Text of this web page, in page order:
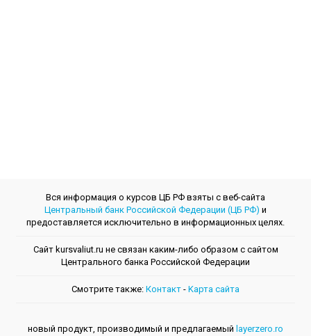
Вся информация о курсов ЦБ РФ взяты с веб-сайта
Центральный банк Российской Федерации (ЦБ РФ) и
предоставляется исключительно в информационных целях.
Сайт kursvaliut.ru не связан каким-либо образом с сайтом
Центрального банкa Российской Федерации
Смотрите также: Контакт - Kарта сайта
новый продукт, производимый и предлагаемый layerzero.ro